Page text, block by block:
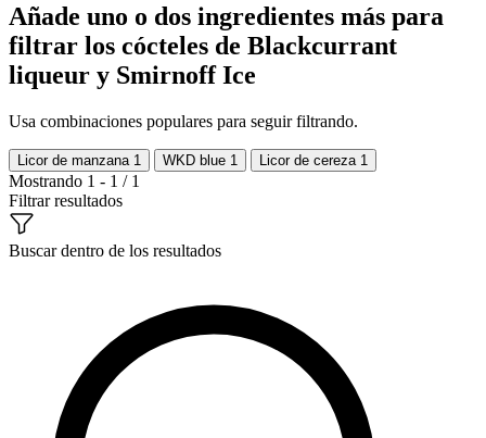
Añade uno o dos ingredientes más para
filtrar los cócteles de Blackcurrant
liqueur y Smirnoff Ice
Usa combinaciones populares para seguir filtrando.
Licor de manzana 1 WKD blue 1 Licor de cereza 1
Mostrando 1 - 1 / 1
Filtrar resultados
Buscar dentro de los resultados